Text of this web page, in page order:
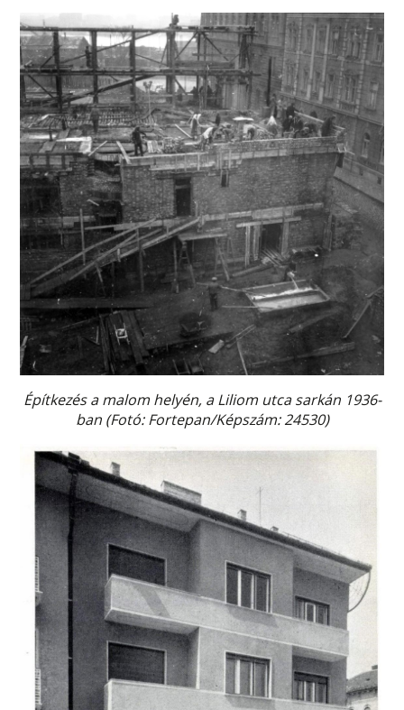
Építkezés a malom helyén, a Liliom utca sarkán 1936-
ban (Fotó: Fortepan/Képszám: 24530)